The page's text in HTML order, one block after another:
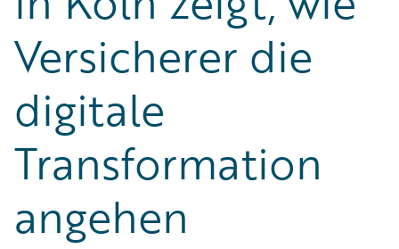
Versicherer die
digitale
Transformation
angehen